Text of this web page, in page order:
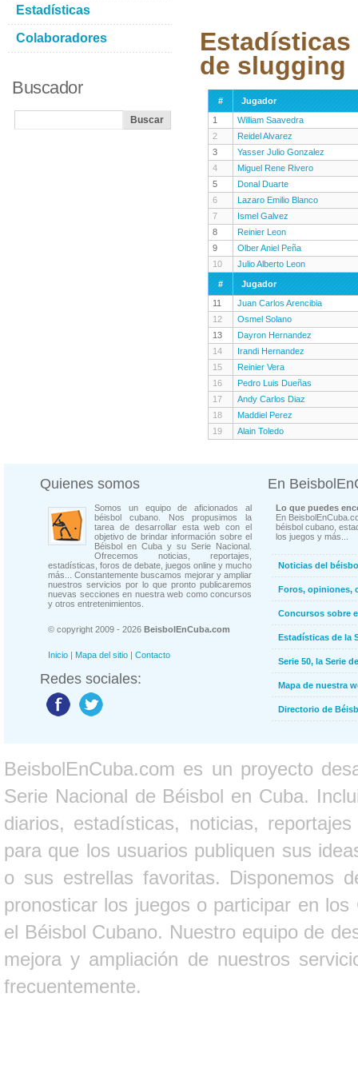
Estadísticas
de slugging
#
Jugador
1
William Saavedra
2
Reidel Alvarez
3
Yasser Julio Gonzalez
4
Miguel Rene Rivero
5
Donal Duarte
6
Lazaro Emilio Blanco
7
Ismel Galvez
8
Reinier Leon
9
Olber Aniel Peña
10
Julio Alberto Leon
#
Jugador
11
Juan Carlos Arencibia
12
Osmel Solano
13
Dayron Hernandez
14
Irandi Hernandez
15
Reinier Vera
16
Pedro Luis Dueñas
17
Andy Carlos Diaz
18
Maddiel Perez
19
Alain Toledo
Estadísticas
Colaboradores
Buscador
Quienes somos
Somos un equipo de aficionados al
béisbol cubano. Nos propusimos la
tarea de desarrollar esta web con el
objetivo de brindar información sobre el
Béisbol en Cuba y su Serie Nacional.
Ofrecemos noticias, reportajes,
estadísticas, foros de debate, juegos online y mucho
más... Constantemente buscamos mejorar y ampliar
nuestros servicios por lo que pronto publicaremos
nuevas secciones en nuestra web como concursos
y otros entretenimientos.
© copyright 2009 - 2026 BeisbolEnCuba.com
Inicio | Mapa del sitio | Contacto
Redes sociales:
En
Lo que puedes
En
béisbol cubano,
los juegos y más...
Noticias del
Foros, opiniones,
Concursos sobre
Estadísticas de la
Serie 50, la Serie
Mapa de nuestra
Directorio de
BeisbolEnCuba.com es un proyecto
Serie Nacional de Béisbol en Cuba.
diarios, estadísticas, noticias,
para que los usuarios publiquen sus
o sus estrellas favoritas. Disponemos
pronosticar los juegos o participar en
el Béisbol Cubano. Nuestro equipo de
mejora y ampliación de nuestros
frecuentemente.